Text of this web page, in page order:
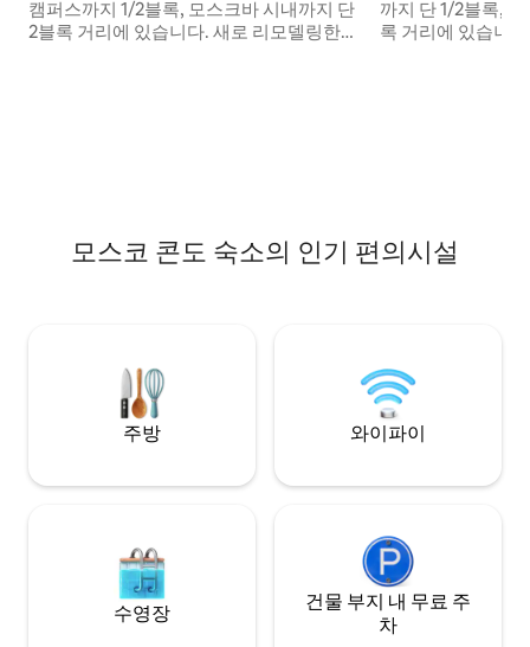
캠퍼스까지 1/2블록, 모스크바 시내까지 단
2블록 거리에 있습니다. 새로 리모델링한
까지 단 1/2블록,
록 거리에 있습니
모스코 콘도 숙소의 인기 편의시설
주방 와이파이
수영장
건물 부지 내 무료 주
차